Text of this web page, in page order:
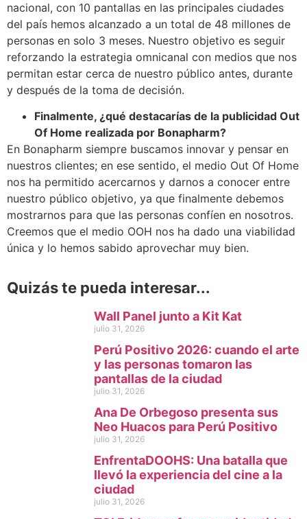
nacional, con 10 pantallas en las principales ciudades
del país hemos alcanzado a un total de 48 millones de
personas en solo 3 meses. Nuestro objetivo es seguir
reforzando la estrategia omnicanal con medios que nos
permitan estar cerca de nuestro público antes, durante
y después de la toma de decisión.
Finalmente, ¿qué destacarías de la publicidad Out
Of Home realizada por Bonapharm?
En Bonapharm siempre buscamos innovar y pensar en
nuestros clientes; en ese sentido, el medio Out Of Home
nos ha permitido acercarnos y darnos a conocer entre
nuestro público objetivo, ya que finalmente debemos
mostrarnos para que las personas confíen en nosotros.
Creemos que el medio OOH nos ha dado una viabilidad
única y lo hemos sabido aprovechar muy bien.
Quizás te pueda interesar...
Wall Panel junto a Kit Kat
julio 31, 2026
Perú Positivo 2026: cuando el arte
y las personas tomaron las
pantallas de la ciudad
julio 31, 2026
Ana De Orbegoso presenta sus
Neo Huacos para Perú Positivo
julio 31, 2026
EnfrentaDOOHS: Una batalla que
llevó la experiencia del cine a la
ciudad
julio 31, 2026